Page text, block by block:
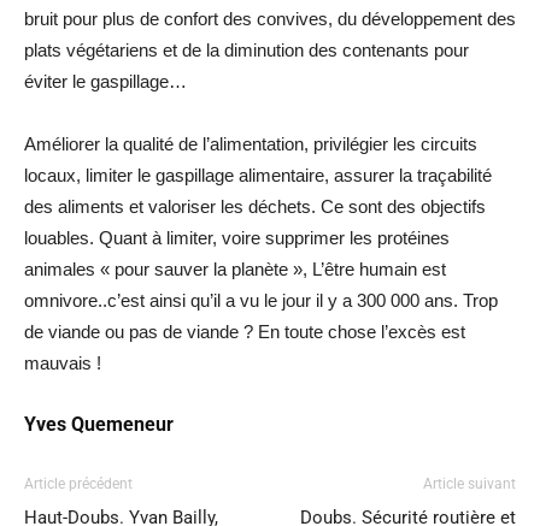
bruit pour plus de confort des convives, du développement des
plats végétariens et de la diminution des contenants pour
éviter le gaspillage…
Améliorer la qualité de l’alimentation, privilégier les circuits
locaux, limiter le gaspillage alimentaire, assurer la traçabilité
des aliments et valoriser les déchets. Ce sont des objectifs
louables. Quant à limiter, voire supprimer les protéines
animales « pour sauver la planète », L’être humain est
omnivore..c’est ainsi qu’il a vu le jour il y a 300 000 ans. Trop
de viande ou pas de viande ? En toute chose l’excès est
mauvais !
Yves Quemeneur
Article précédent
Haut-Doubs. Yvan Bailly,
Article suivant
Doubs. Sécurité routière et